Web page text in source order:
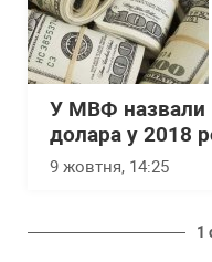
У МВФ назвали
долара у 2018
9 жовтня, 14:25
1